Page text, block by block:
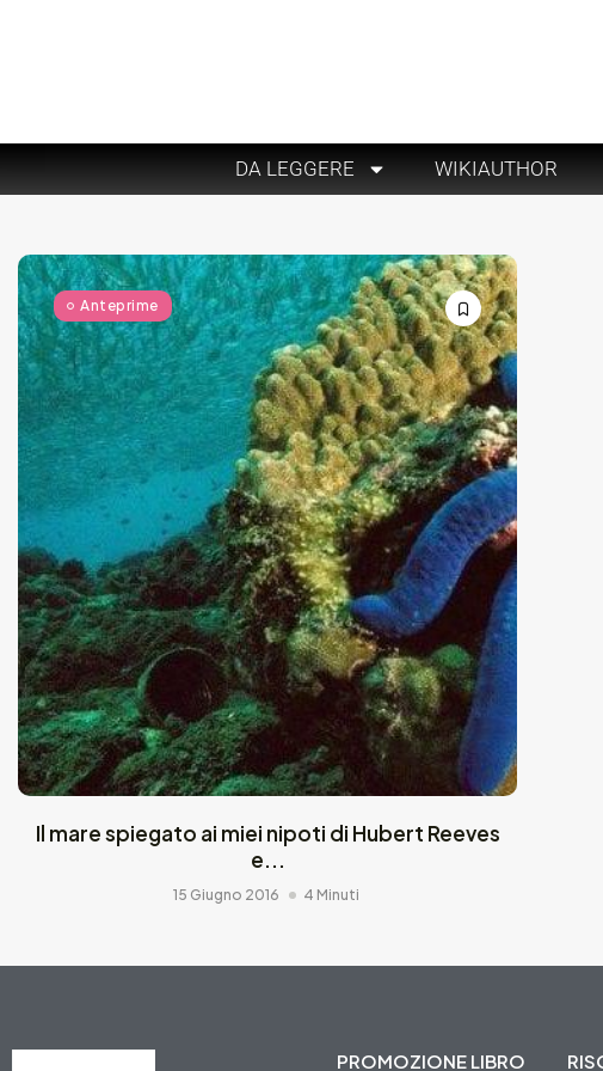
DA LEGGERE WIKIAUTHOR
Anteprime
Il mare spiegato ai miei nipoti di Hubert Reeves
e...
15 Giugno 2016 4 Minuti
PROMOZIONE LIBRO